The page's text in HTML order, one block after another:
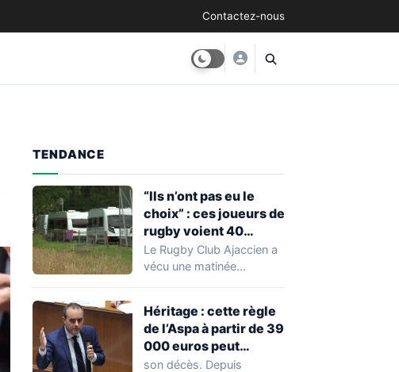
Contactez-nous
TENDANCE
“Ils n’ont pas eu le
choix” : ces joueurs de
rugby voient 40
caravanes de gens du
voyage s’installer
heure
Le Rugby Club Ajaccien a
vécu une matinée
découverte d'une…
Héritage : cette règle
de l’Aspa à partir de 39
000 euros peut
réserver une
son décès. Depuis